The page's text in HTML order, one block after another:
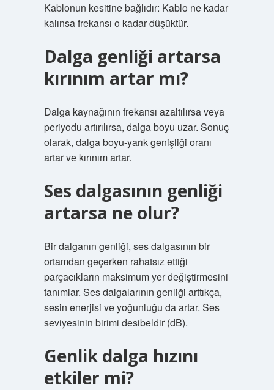
Kablonun kesitine bağlıdır: Kablo ne kadar
kalınsa frekansı o kadar düşüktür.
Dalga genliği artarsa
kırınım artar mı?
Dalga kaynağının frekansı azaltılırsa veya
periyodu artırılırsa, dalga boyu uzar. Sonuç
olarak, dalga boyu-yarık genişliği oranı
artar ve kırınım artar.
Ses dalgasının genliği
artarsa ne olur?
Bir dalganın genliği, ses dalgasının bir
ortamdan geçerken rahatsız ettiği
parçacıkların maksimum yer değiştirmesini
tanımlar. Ses dalgalarının genliği arttıkça,
sesin enerjisi ve yoğunluğu da artar. Ses
seviyesinin birimi desibeldir (dB).
Genlik dalga hızını
etkiler mi?